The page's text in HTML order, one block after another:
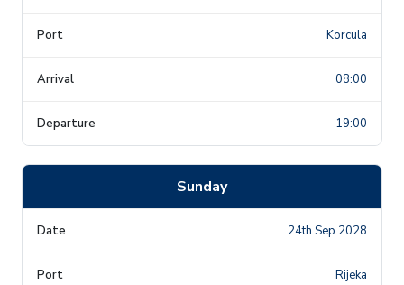
Korcula
08:00
19:00
Sunday
24th Sep 2028
Rijeka